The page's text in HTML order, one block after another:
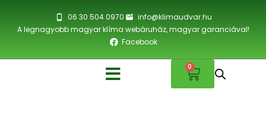
06 30 504 0970
info@klimaudvar.hu
A legnagyobb magyar klíma webáruház, magyar garanciával!
Facebook
0